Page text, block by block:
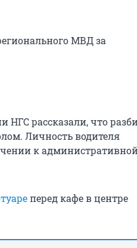
МВД за
НГС рассказали, что
Личность водителя
к
перед кафе в центре